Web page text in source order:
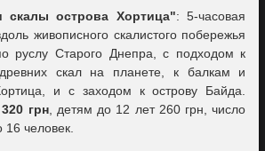
острова Хортица": 5-часовая
живописного скалистого побережья
руслу Старого Днепра, с подходом к
скал на планете, к балкам и
и с заходом к острову Байда.
грн, детям до 12 лет 260 грн, число
16 человек.